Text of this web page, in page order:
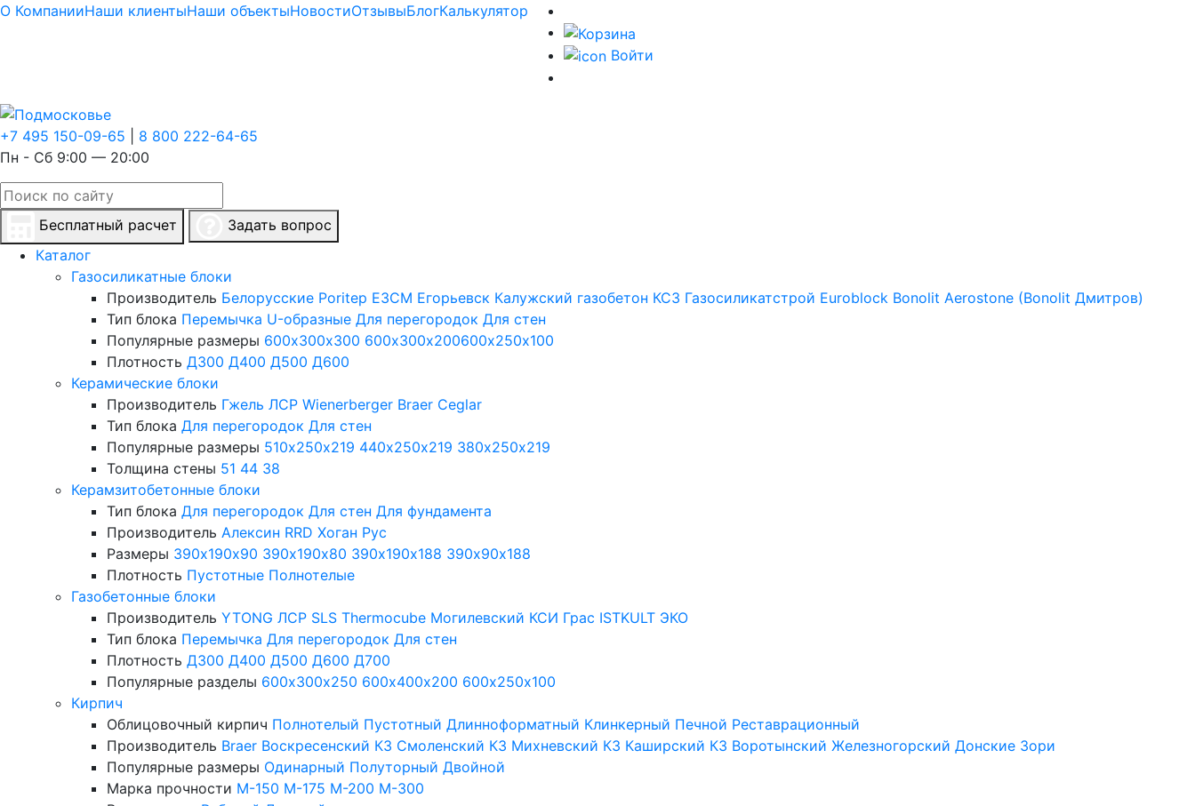
О КомпанииНаши клиентыНаши объектыНовостиОтзывыБлогКалькулятор
Войти
+7 495 150-09-65
8 800 222-64-65
Пн - Сб 9:00 — 20:00
Бесплатный расчет
Задать вопрос
Каталог
Газосиликатные блоки
Производитель Белорусские Poritep ЕЗСМ Егорьевск Калужский газобетон КСЗ Газосиликатстрой Euroblock Bonolit Aerostone (Bonolit Дмитров)
Тип блока Перемычка U-образные Для перегородок Для стен
Популярные размеры 600х300х300 600х300х200600х250х100
Плотность Д300 Д400 Д500 Д600
Керамические блоки
Производитель Гжель ЛСР Wienerberger Braer Ceglar
Тип блока Для перегородок Для стен
Популярные размеры 510х250х219 440х250х219 380х250х219
Толщина стены 51 44 38
Керамзитобетонные блоки
Тип блока Для перегородок Для стен Для фундамента
Производитель Алексин RRD Хоган Рус
Размеры 390х190х90 390х190х80 390х190х188 390х90х188
Плотность Пустотные Полнотелые
Газобетонные блоки
Производитель YTONG ЛСР SLS Thermocube Могилевский КСИ Грас ISTKULT ЭКО
Тип блока Перемычка Для перегородок Для стен
Плотность Д300 Д400 Д500 Д600 Д700
Популярные разделы 600х300х250 600х400х200 600х250х100
Кирпич
Облицовочный кирпич Полнотелый Пустотный Длинноформатный Клинкерный Печной Реставрационный
Производитель Braer Воскресенский КЗ Смоленский КЗ Михневский КЗ Каширский КЗ Воротынский Железногорский Донские Зори
Популярные размеры Одинарный Полуторный Двойной
Марка прочности М-150 М-175 М-200 М-300